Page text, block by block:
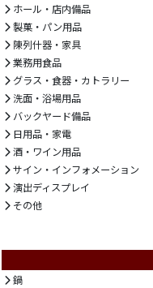
ホール・店内備品
製菓・パン用品
陳列什器・家具
業務用食品
グラス・食器・カトラリー
洗面・浴場用品
バックヤード備品
日用品・家電
酒・ワイン用品
サイン・インフォメーション
演出ディスプレイ
その他
鍋